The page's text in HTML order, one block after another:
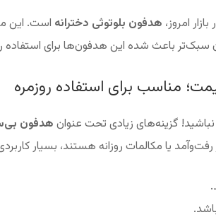
امروز، هدفون بلوتوثی دخترانه است. این
باعث شده این هدفون‌ها برای استفاده
مناسب برای استفاده روزمره
گزینه‌های زیادی تحت عنوان هدفون
یا مکالمات روزانه هستند، بسیار